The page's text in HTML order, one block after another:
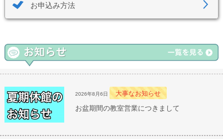
お申込み方法
2026年8月6日 大事なお知らせ
お盆期間の教室営業につきまして